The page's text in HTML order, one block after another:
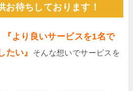
お待ちしております！
『より良いサービスを1名で
たい』
そんな想いでサービスを